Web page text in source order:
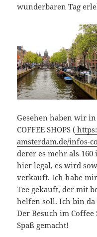
wunderbaren Tag
Gesehen haben wir
COFFEE SHOPS (
amsterdam.de/infos-
derer es mehr als
hier legal, es wird
verkauft. Ich habe
Tee gekauft, der mit
helfen soll. Ich bin
Der Besuch im
Spaß gemacht!